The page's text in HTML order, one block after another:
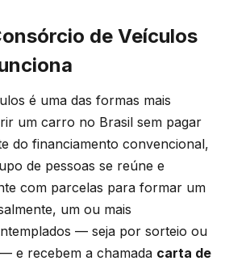
de Veículos
é uma das formas mais
um carro no Brasil sem pagar
do financiamento convencional,
de pessoas se reúne e
com parcelas para formar um
um ou mais
— seja por sorteio ou
e recebem a chamada carta de